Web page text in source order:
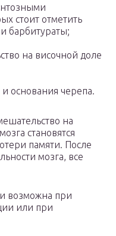
стоит отметить
барбитураты;
на височной доле
основания черепа.
на
становятся
памяти. После
мозга, все
возможна при
или при